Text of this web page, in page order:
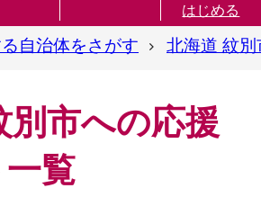
はじめる
自治体をさがす 北海道 紋別
別市への応援
覧